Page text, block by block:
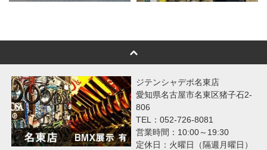
ジテンシャデポ名東店
愛知県名古屋市名東区猪子石2-
806
TEL：052-726-8081
営業時間：10:00～19:30
定休日：火曜日（隔週月曜日）